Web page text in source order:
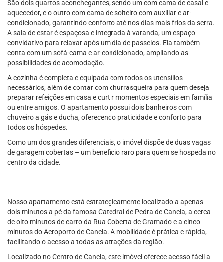
São dois quartos aconchegantes, sendo um com cama de casal e
aquecedor, e o outro com cama de solteiro com auxiliar e ar-
condicionado, garantindo conforto até nos dias mais frios da serra.
A sala de estar é espaçosa e integrada à varanda, um espaço
convidativo para relaxar após um dia de passeios. Ela também
conta com um sofá-cama e ar-condicionado, ampliando as
possibilidades de acomodação.
A cozinha é completa e equipada com todos os utensílios
necessários, além de contar com churrasqueira para quem deseja
preparar refeições em casa e curtir momentos especiais em família
ou entre amigos. O apartamento possui dois banheiros com
chuveiro a gás e ducha, oferecendo praticidade e conforto para
todos os hóspedes.
Como um dos grandes diferenciais, o imóvel dispõe de duas vagas
de garagem cobertas – um benefício raro para quem se hospeda no
centro da cidade.
Nosso apartamento está estrategicamente localizado a apenas
dois minutos a pé da famosa Catedral de Pedra de Canela, a cerca
de oito minutos de carro da Rua Coberta de Gramado e a cinco
minutos do Aeroporto de Canela. A mobilidade é prática e rápida,
facilitando o acesso a todas as atrações da região.
Localizado no Centro de Canela, este imóvel oferece acesso fácil a